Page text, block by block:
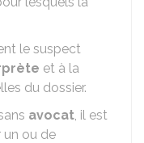
le suspect
et à la
du dossier.
avocat, il est
un ou de